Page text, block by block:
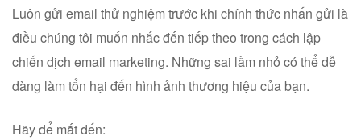
Luôn gửi email thử nghiệm trước khi chính thức nhấn gửi là
điều chúng tôi muốn nhắc đến tiếp theo trong cách lập
chiến dịch email marketing. Những sai lầm nhỏ có thể dễ
dàng làm tổn hại đến hình ảnh thương hiệu của bạn.
Hãy để mắt đến: